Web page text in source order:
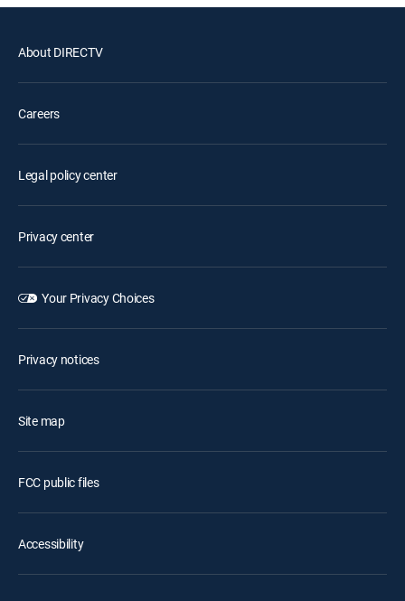
About DIRECTV
Careers
Legal policy center
Privacy center
Your Privacy Choices
Privacy notices
Site map
FCC public files
Accessibility